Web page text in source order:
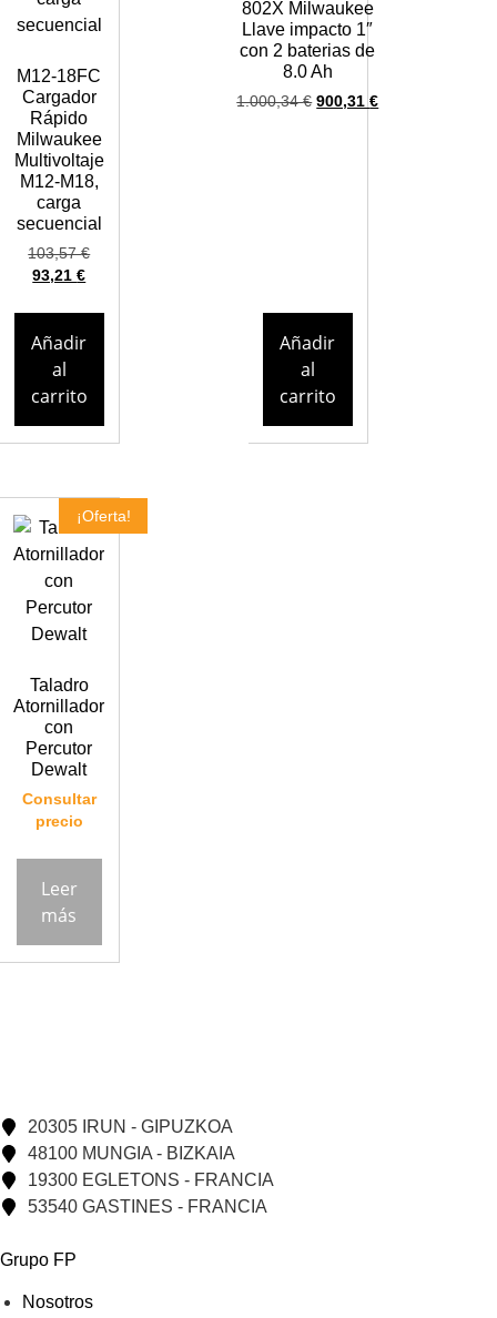
M12-18FC
Cargador
Rápido
Milwaukee
Multivoltaje
M12-M18,
carga
secuencial
103,57€
93,21€
Añadir
al
carrito
802X Milwaukee
Llave impacto 1″
con 2 baterias de
8.0 Ah
1.000,34€ 900,31€
Añadir
al
carrito
¡Oferta!
Taladro
Atornillador
con
Percutor
Dewalt
Consultar
precio
Leer
más
20305 IRUN - GIPUZKOA
48100 MUNGIA - BIZKAIA
19300 EGLETONS - FRANCIA
53540 GASTINES - FRANCIA
Grupo FP
Nosotros